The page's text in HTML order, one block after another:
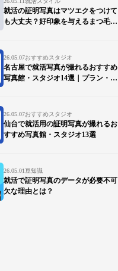
就活の証明写真はマツエクをつけて
も大丈夫？好印象を与えるまつ毛の
26.05.07おすすめスタジオ
名古屋で就活写真が撮れるおすすめ
写真館・スタジオ14選｜プラン・デ
26.05.07おすすめスタジオ
仙台で就活用の証明写真が撮れるお
すすめ写真館・スタジオ13選
26.05.01豆知識
就活で証明写真のデータが必要不可
欠な理由とは？